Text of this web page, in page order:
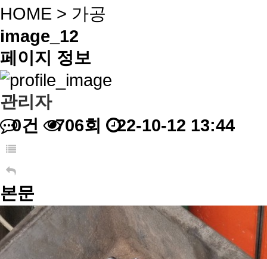
HOME > 가공
image_12
페이지 정보
관리자
0건
706회 22-10-12 13:44
본문